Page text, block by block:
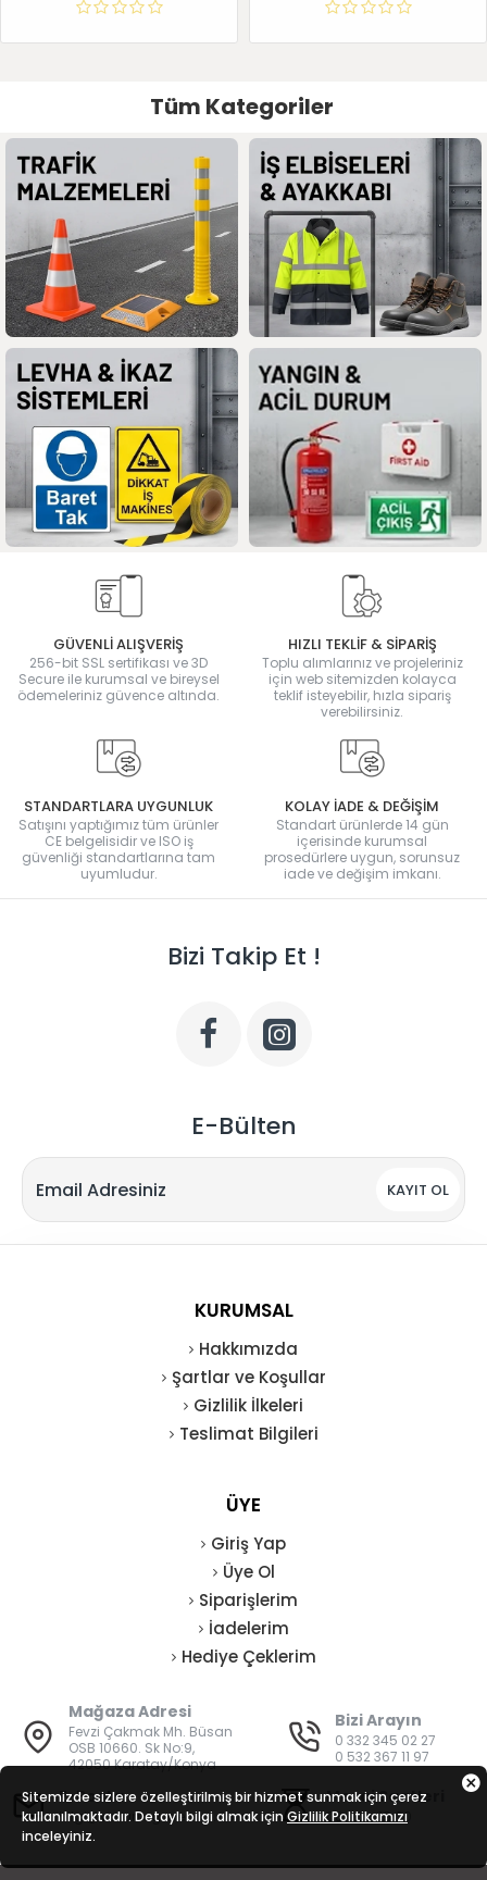
Tüm Kategoriler
GÜVENLİ ALIŞVERİŞ
256-bit SSL sertifikası ve 3D
Secure ile kurumsal ve bireysel
ödemeleriniz güvence altında.
HIZLI TEKLİF & SİPARİŞ
Toplu alımlarınız ve projeleriniz
için web sitemizden kolayca
teklif isteyebilir, hızla sipariş
verebilirsiniz.
STANDARTLARA UYGUNLUK
Satışını yaptığımız tüm ürünler
CE belgelisidir ve ISO iş
güvenliği standartlarına tam
uyumludur.
KOLAY İADE & DEĞİŞİM
Standart ürünlerde 14 gün
içerisinde kurumsal
prosedürlere uygun, sorunsuz
iade ve değişim imkanı.
Bizi Takip Et !
E-Bülten
KAYIT OL
KURUMSAL
Hakkımızda
Şartlar ve Koşullar
Gizlilik İlkeleri
Teslimat Bilgileri
ÜYE
Giriş Yap
Üye Ol
Siparişlerim
İadelerim
Hediye Çeklerim
Mağaza Adresi
Fevzi Çakmak Mh. Büsan
OSB 10660. Sk No:9,
42050 Karatay/Konya
Bizi Arayın
0 332 345 02 27
0 532 367 11 97
E-Posta
bilgi@vatanisguvenligi.com
Mesai Saatleri
08:00 - 19:00
Sitemizde sizlere özelleştirilmiş bir hizmet sunmak için çerez
kullanılmaktadır. Detaylı bilgi almak için Gizlilik Politikamızı
inceleyiniz.